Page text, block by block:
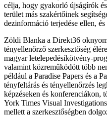
célja, hogy gyakorló újságírók
terület más szakértőinek
dezinformáció terjedése ellen,
Zöldi Blanka a Direkt36
tényellenőrző szerkesztőség
magyar letelepedésikötvény-
valamint közreműködött több
például a Paradise Papers és a
tényfeltárás és tényellenőrzés
képzéseken és konferenciákon,
York Times Visual
mellett a szerkesztőségben